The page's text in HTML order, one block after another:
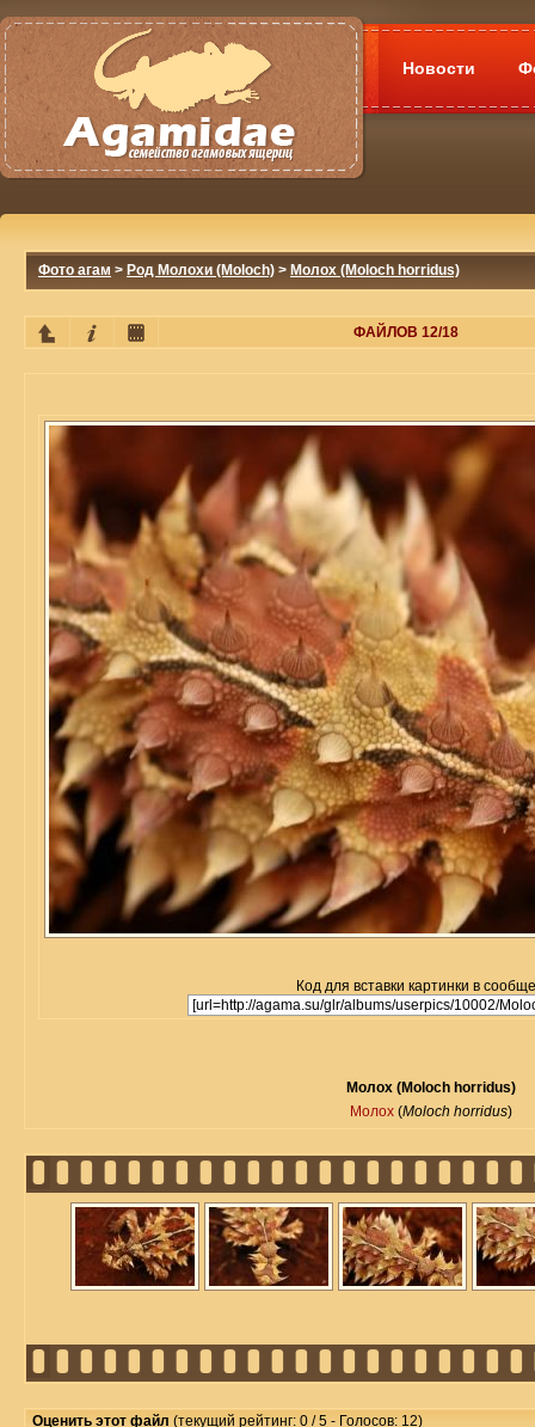
Новости
Фото агам > Род Молохи (Moloch) > Молох (Moloch horridus)
ФАЙЛОВ 12/18
Код для вставки картинки в
Молох (Moloch horridus)
Молох (Moloch horridus)
Оценить этот файл (текущий рейтинг: 0 / 5 - Голосов: 12)